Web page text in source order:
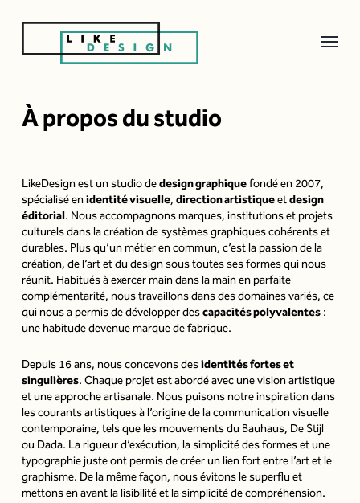
DE
DESIGN
&
IDENTITÉ
VISUELLE
|
LIKEDESIGN
À propos du studio
LikeDesign est un studio dedesign graphiquefondé en 2007,
spécialisé enidentité visuelle,direction artistiqueetdesign
éditorial. Nous accompagnons marques, institutions et projets
culturels dans la création de systèmes graphiques cohérents et
durables. Plus qu’un métier en commun, c’est la passion de la
création, de l’art et du design sous toutes ses formes qui nous
réunit. Habitués à exercer main dans la main en parfaite
complémentarité, nous travaillons dans des domaines variés, ce
qui nous a permis de développer descapacités polyvalentes:
une habitude devenue marque de fabrique.
Depuis 16 ans, nous concevons desidentités fortes et
singulières. Chaque projet est abordé avec une vision artistique
et une approche artisanale. Nous puisons notre inspiration dans
les courants artistiques à l’origine de la communication visuelle
contemporaine, tels que les mouvements du Bauhaus, De Stijl
ou Dada. La rigueur d’exécution, la simplicité des formes et une
typographie juste ont permis de créer un lien fort entre l’art et le
graphisme. De la même façon, nous évitons le superflu et
mettons en avant la lisibilité et la simplicité de compréhension.